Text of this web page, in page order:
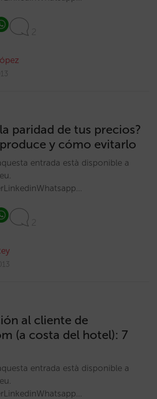
2
paridad de tus precios?
y cómo evitarlo
entrada està disponible a
2
al cliente de
(a costa del hotel): 7
entrada està disponible a